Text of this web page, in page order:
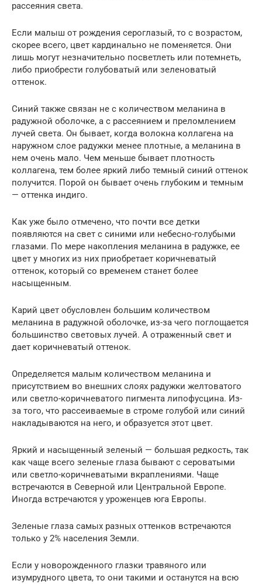
рассеяния света.
Если малыш от рождения сероглазый, то с возрастом,
скорее всего, цвет кардинально не поменяется. Они
лишь могут незначительно посветлеть или потемнеть,
либо приобрести голубоватый или зеленоватый
оттенок.
Синий также связан не с количеством меланина в
радужной оболочке, а с рассеянием и преломлением
лучей света. Он бывает, когда волокна коллагена на
наружном слое радужки менее плотные, а меланина в
нем очень мало. Чем меньше бывает плотность
коллагена, тем более яркий либо темный синий оттенок
получится. Порой он бывает очень глубоким и темным
— оттенка индиго.
Как уже было отмечено, что почти все детки
появляются на свет с синими или небесно-голубыми
глазами. По мере накопления меланина в радужке, ее
цвет у многих из них приобретает коричневатый
оттенок, который со временем станет более
насыщенным.
Карий цвет обусловлен большим количеством
меланина в радужной оболочке, из-за чего поглощается
большинство световых лучей. А отраженный свет и
дает коричневатый оттенок.
Определяется малым количеством меланина и
присутствием во внешних слоях радужки желтоватого
или светло-коричневатого пигмента липофусцина. Из-
за того, что рассеиваемые в строме голубой или синий
накладываются на него, и образуется этот цвет.
Яркий и насыщенный зеленый — большая редкость, так
как чаще всего зеленые глаза бывают с сероватыми
или светло-коричневатыми вкраплениями. Чаще
встречаются в Северной или Центральной Европе.
Иногда встречаются у уроженцев юга Европы.
Зеленые глаза самых разных оттенков встречаются
только у 2% населения Земли.
Если у новорожденного глазки травяного или
изумрудного цвета, то они такими и останутся на всю